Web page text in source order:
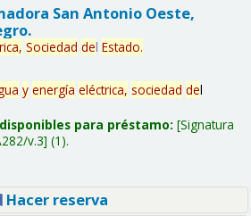
San Antonio Oeste,
Sociedad del Estado.
y energía eléctrica, sociedad del
para préstamo: Signatura
v.3 (1).
Hacer reserva